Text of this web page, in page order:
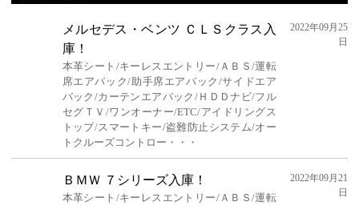
メルセデス・ベンツ ＣＬＳクラス入
庫！
本革シート/キーレスエントリー/ＡＢＳ/運転
席エアバック/助手席エアバック/サイドエア
バック/カーテンエアバック/ＨＤＤナビ/フル
セグＴＶ/ワンオーナー/ETC/アイドリングス
トップ/スマートキー/盗難防止システム/オー
トクルーズコントロー・・・
2022年09月25
日
ＢＭＷ ７シリーズ入庫！
本革シート/キーレスエントリー/ＡＢＳ/運転
2022年09月21
日